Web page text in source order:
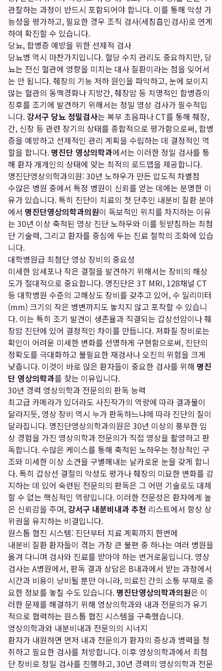
관찰하는 과정이 반드시 포함되어야 합니다. 이를 통해 악성 가
능성을 평가하고, 필요한 경우 조직 검사(세침흡인검사)로 연계
하여 확진할 수 있습니다.
당뇨, 합병증 예방을 위한 선제적 검사
당뇨병 역시 마찬가지입니다. 혈당 수치 관리도 중요하지만, 당
뇨는 전신 혈관에 영향을 미치는 대사 질환이라는 점을 잊어서
는 안 됩니다. 췌장의 기능 저하 원인을 파악하고, 눈에 보이지
않는 혈관의 동맥경화나 지방간, 췌장암 등 치명적인 합병증의
징후를 조기에 발견하기 위해서는 정밀 영상 검사가 필수적입
니다.강서구 당뇨 정밀검사는 복부 초음파나 CT를 통해 췌장,
간, 신장 등 관련 장기의 상태를 종합적으로 평가함으로써, 합병
증을 예방하고 선제적인 관리 계획을 수립하는 데 결정적인 역
할을 합니다. 명진단 영상의학과에서는 이러한 정밀 검사를 통
해 환자 개개인의 상태에 맞는 최적의 로드맵을 제공합니다.
명진단영상의학과의원: 30년 노하우가 만든 압도적 차별점
수많은 병원 중에서 특정 병원이 신뢰를 얻는 데에는 분명한 이
유가 있습니다. 특히 진단이 치료의 첫 단추인 내분비 질환 분야
에서 명진단영상의학과의원이 독보적인 위치를 차지하는 이유
는 30년 이상 축적된 영상 진단 노하우와 이를 뒷받침하는 최첨
단 기술력, 그리고 환자를 중심에 두는 진료 철학의 조화에 있습
니다.
대학병원급 최첨단 영상 장비의 중요성
미세한 암세포나 작은 결절을 발견하기 위해서는 장비의 해상
도가 절대적으로 중요합니다. 명진단은 3T MRI, 128채널 CT
등 대학병원 수준의 고해상도 장비를 갖추고 있어, 수 밀리미터
(mm) 크기의 작은 병변까지도 놓치지 않고 포착할 수 있습니
다. 이는 특히 조기 발견이 생존율과 직결되는 갑상선암이나 췌
장암 진단에 있어 결정적인 차이를 만듭니다. 저화질 장비로는
확인이 어려운 미세한 변화를 선명하게 구현함으로써, 진단의
정확도를 극대화하고 불필요한 재검사나 오진의 위험을 크게
낮춥니다. 이것이 바로 많은 환자들이 중요한 검사를 위해 명진
단 영상의학과를 찾는 이유입니다.
30년 경력 영상의학과 전문의의 판독 능력
최고급 카메라가 있더라도 사진작가의 역량에 따라 결과물이
달라지듯, 영상 장비 역시 누가 판독하느냐에 따라 진단의 질이
달라집니다. 명진단영상의학과의원은 30년 이상의 풍부한 임
상 경험을 가진 영상의학과 전문의가 직접 영상을 촬영하고 판
독합니다. 수많은 케이스를 통해 축적된 노하우는 정상적인 구
조와 미세한 이상 소견을 구별해내는 날카로운 눈을 갖게 합니
다. 특히 갑상선 결절의 악성도 평가나 췌장의 미묘한 변화를 감
지하는 데 있어 숙련된 전문의의 판독은 그 어떤 기술로도 대체
할 수 없는 핵심적인 역량입니다. 이러한 전문성은 환자에게 높
은 신뢰감을 주며,강서구 내분비내과 추천 리스트에서 항상 상
위권을 유지하는 비결입니다.
원스톱 협진 시스템: 진단부터 치료 계획까지 한번에
내분비 질환 환자들이 겪는 가장 큰 불편 중 하나는 여러 병원을
옮겨 다니며 검사와 진료를 받아야 하는 번거로움입니다. 영상
검사는 A병원에서, 판독 결과 상담은 B내과에서 받는 과정에서
시간과 비용이 낭비될 뿐만 아니라, 의료진 간의 소통 부재로 중
요한 정보를 놓칠 수도 있습니다. 명진단영상의학과의원은 이
러한 문제를 해결하기 위해 영상의학과와 내과 전문의가 유기
적으로 협력하는 원스톱 협진 시스템을 구축했습니다.
영상의학과와 내분비내과 전문의의 시너지
환자가 내원하면 먼저 내과 전문의가 환자의 증상과 병력을 청
취하고 필요한 검사를 처방합니다. 이후 영상의학과에서 최첨
단 장비로 정밀 검사를 진행하고, 30년 경력의 영상의학과 전문